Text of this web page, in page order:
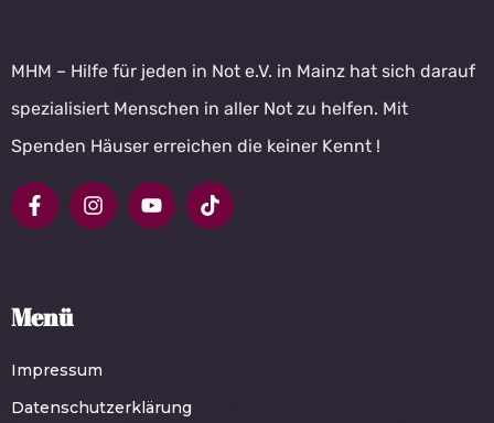
MHM – Hilfe für jeden in Not e.V. in Mainz hat sich darauf
spezialisiert Menschen in aller Not zu helfen. Mit
Spenden Häuser erreichen die keiner Kennt !
Menü
Impressum
Datenschutzerklärung